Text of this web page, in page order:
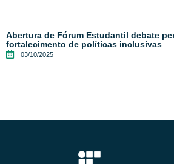
Abertura de Fórum Estudantil debate
fortalecimento de políticas inclusivas
03/10/2025